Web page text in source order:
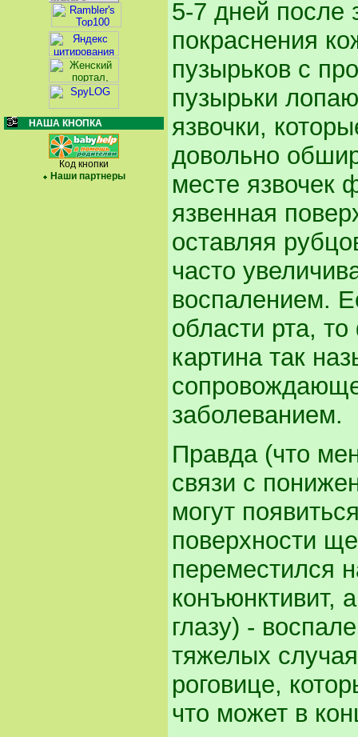
НАША КНОПКА
Код кнопки
Наши партнеры
5-7 дней после
покраснения
пузырьков с
пузырьки
язвочки,
довольно
месте язвочек
язвенная
оставляя
часто
воспалением.
области рта,
картина так
заболеванием.
Правда (что
связи с
могут
поверхности
переместился
конъюнктивит,
глазу) -
тяжелых
роговице,
что может в